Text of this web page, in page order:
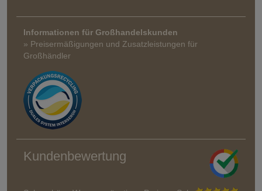
Informationen für Großhandelskunden
» Preisermäßigungen und Zusatzleistungen für
Großhändler
Kundenbewertung